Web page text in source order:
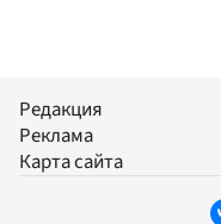
Редакция
Реклама
Карта сайта